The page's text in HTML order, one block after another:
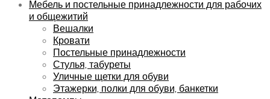
Мебель и постельные принадлежности для рабочих
и общежитий
Вешалки
Кровати
Постельные принадлежности
Стулья, табуреты
Уличные щетки для обуви
Этажерки, полки для обуви, банкетки